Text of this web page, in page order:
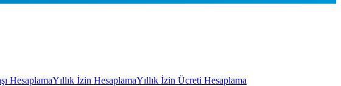
HesaplamaYıllık İzin HesaplamaYıllık İzin Ücreti Hesaplama